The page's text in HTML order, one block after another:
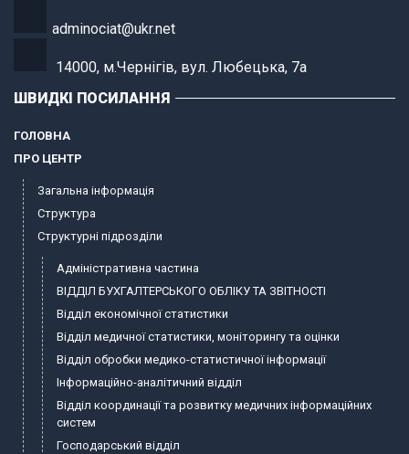
adminociat@ukr.net
14000, м.Чернігів, вул. Любецька, 7а
ШВИДКІ ПОСИЛАННЯ
ГОЛОВНА
ПРО ЦЕНТР
Загальна інформація
Структура
Структурні підрозділи
Адміністративна частина
ВІДДІЛ БУХГАЛТЕРСЬКОГО ОБЛІКУ ТА ЗВІТНОСТІ
Відділ економічної статистики
Відділ медичної статистики, моніторингу та оцінки
Відділ обробки медико-статистичної інформації
Інформаційно-аналітичний відділ
Відділ координації та розвитку медичних інформаційних
систем
Господарський відділ